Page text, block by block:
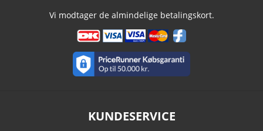
Vi modtager de almindelige betalingskort.
KUNDESERVICE